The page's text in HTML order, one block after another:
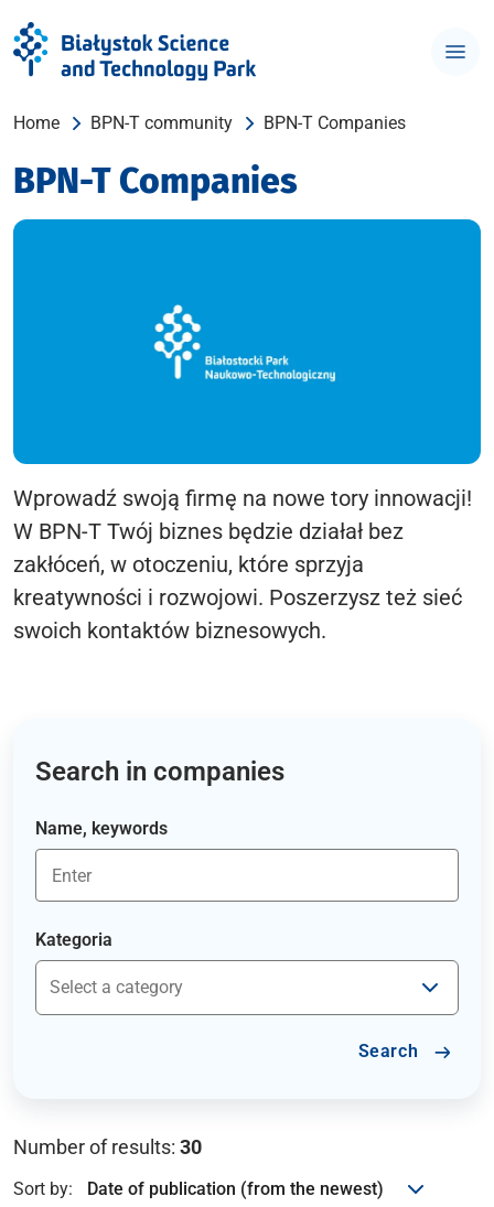
Home BPN-T community BPN-T Companies
BPN-T Companies
Wprowadź swoją firmę na nowe tory innowacji!
W BPN-T Twój biznes będzie działał bez
zakłóceń, w otoczeniu, które sprzyja
kreatywności i rozwojowi. Poszerzysz też sieć
swoich kontaktów biznesowych.
Search in companies
Name, keywords
Kategoria
Search
Number of results: 30
Sort by: